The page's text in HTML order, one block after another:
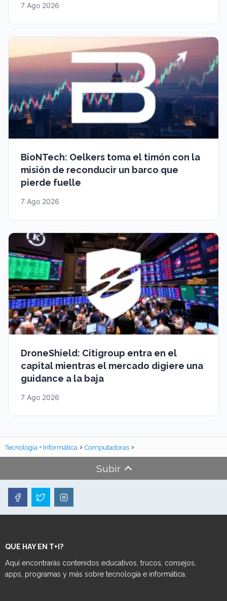
7 Ago 2026
BioNTech: Oelkers toma el timón con la
misión de reconducir un barco que
pierde fuelle
7 Ago 2026
DroneShield: Citigroup entra en el
capital mientras el mercado digiere una
guidance a la baja
7 Ago 2026
Tecnología + Informática Computadoras
Subir
QUE HAY EN T+I?
Aquí encontrarás contenidos educativos, trucos, consejos,
apps, programas y más sobre tecnología e informática.